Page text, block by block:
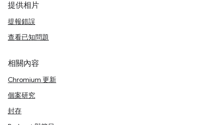
提供相片
提報錯誤
查看已知問題
相關內容
Chromium 更新
個案研究
封存